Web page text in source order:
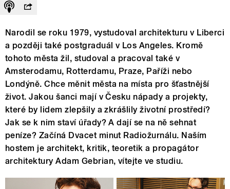
Narodil se roku 1979, vystudoval architekturu v Liberci
a později také postgraduál v Los Angeles. Kromě
tohoto města žil, studoval a pracoval také v
Amsterodamu, Rotterdamu, Praze, Paříži nebo
Londýně. Chce měnit města na místa pro šťastnější
život. Jakou šanci mají v Česku nápady a projekty,
které by lidem zlepšily a zkrášlily životní prostředí?
Jak se k nim staví úřady? A dají se na ně sehnat
peníze? Začíná Dvacet minut Radiožurnálu. Naším
hostem je architekt, kritik, teoretik a propagátor
architektury Adam Gebrian, vítejte ve studiu.